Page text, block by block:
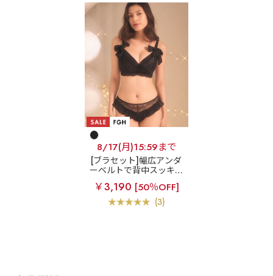
8/17(月)15:59まで
[ブラセット]幅広アンダ
ーベルトで背中スッキリ
リボン カシュクールレ
ース脇高ブラ(R) ブラジ
ャー&ハーフバックショ
ーツ (FGHカップ)
￥3,190 [50％OFF]
(3)